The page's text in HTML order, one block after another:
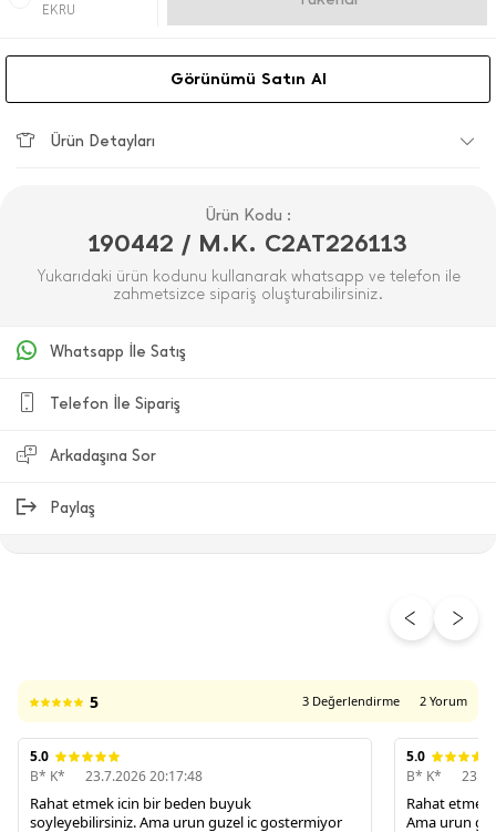
EKRU
Görünümü Satın Al
Ürün Detayları
Ürün Kodu :
190442 / M.K. C2AT226113
Yukarıdaki ürün kodunu kullanarak whatsapp ve telefon ile
zahmetsizce sipariş oluşturabilirsiniz.
Whatsapp İle Satış
Telefon İle Sipariş
Arkadaşına Sor
Paylaş
5 3 Değerlendirme 2 Yorum
5.0
B* K*
23.7.2026 20:17:48
Rahat etmek icin bir beden buyuk
soyleyebilirsiniz. Ama urun guzel ic gostermiyor
5.0
B* K*
Rahat etmek
Ama urun